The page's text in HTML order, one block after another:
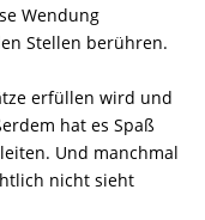
Wendung
Stellen berühren.
erfüllen wird und
hat es Spaß
Und manchmal
nicht sieht